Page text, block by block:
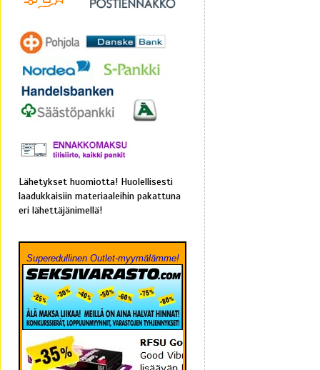
Lähetykset huomiotta! Huolellisesti
laadukkaisiin materiaaleihin pakattuna
eri lähettäjänimellä!
Superedullinen Outlet-myymälämme!